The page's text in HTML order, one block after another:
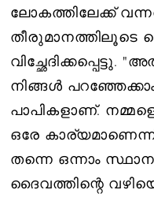
ലോകത്തിലേക്ക്
നിങ്ങൾ
പാപികളാണ്.
ഒരേ കാര്യമാണെന്ന്
തന്നെ ഒന്നാം
ദൈവത്തിന്റെ